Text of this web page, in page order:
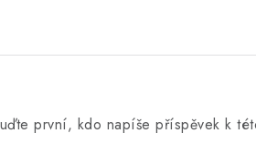
první, kdo napíše příspěvek k